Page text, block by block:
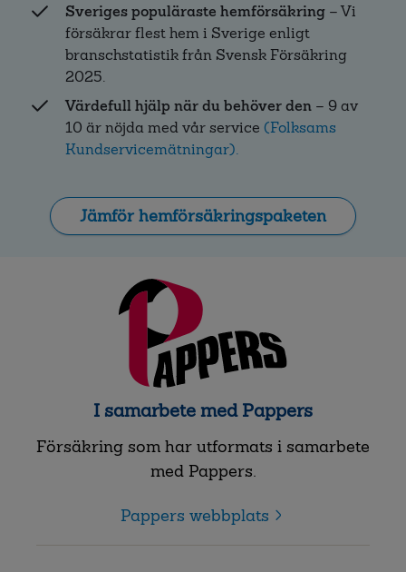
Sveriges populäraste hemförsäkring – Vi
försäkrar flest hem i Sverige enligt
branschstatistik från Svensk Försäkring
2025.
Värdefull hjälp när du behöver den – 9 av
10 är nöjda med vår service (Folksams
Kundservicemätningar).
Jämför hemförsäkringspaketen
I samarbete med Pappers
Försäkring som har utformats i samarbete
med Pappers.
Pappers webbplats